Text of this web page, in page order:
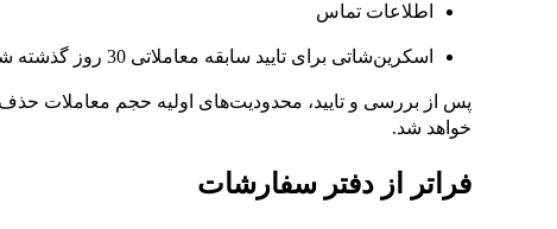
اطلاعات تماس
اسکرین‌شاتی برای تایید سابقه معاملاتی 30 روز گذشته شما در صرافی فعلی
پس از بررسی و تایید، محدودیت‌های اولیه حجم معاملات
خواهد شد.
فراتر از دفتر سفارشات